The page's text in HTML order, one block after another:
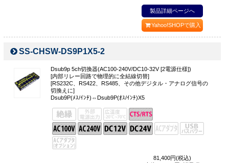
製品詳細ページへ
Yahoo!SHOPで購入
SS-CHSW-DS9P1X5-2
Dsub9p 5ch切換器(AC100-240V/DC10-32V [2電源仕様])
[内部リレー回路で物理的に全結線切替]
[RS232C、RS422、RS485、その他デジタル・アナログ信号の
切換えに]
Dsub9P(ﾒｽ/ｲﾝﾁ)⇔Dsub9P(ｵｽ/ｲﾝﾁ)X5
81,400円(税込)